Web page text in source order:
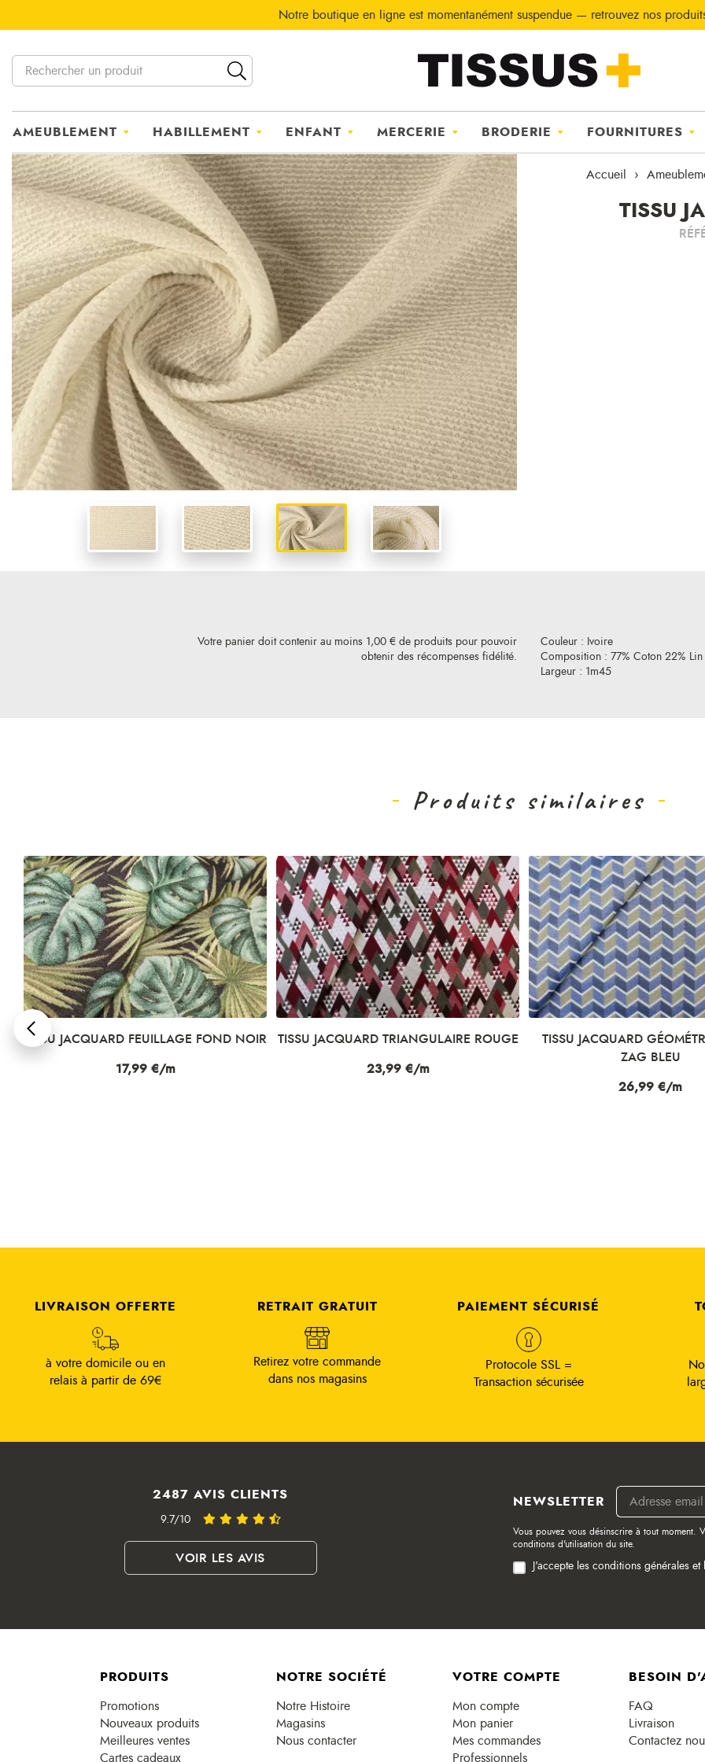
Notre boutique en ligne est momentanément suspendue — retrouvez nos
AMEUBLEMENT HABILLEMENT ENFANT MERCERIE BRODERIE FOURNITURES
Accueil
TISSU
Votre panier doit contenir au moins 1,00 € de produits pour pouvoir
obtenir des récompenses fidélité.
Couleur : Ivoire
Composition : 77% Coton 22%
Largeur : 1m45
Produits similaires
TISSU JACQUARD TRIANGULAIRE ROUGE
Prix
23,99 €/m
TISSU JACQUARD GÉOMÉTRIQUE ZIG
TISSU JACQUARD
RONDS CARRÉS
Prix
17,99 €/m
LIVRAISON OFFERTE
à votre domicile ou en
relais à partir de 69€
RETRAIT GRATUIT
Retirez votre commande
dans nos magasins
PAIEMENT SÉCURISÉ
Protocole SSL =
Transaction sécurisée
2487 AVIS CLIENTS
9.7/10
VOIR LES AVIS
NEWSLETTER
Vous pouvez vous désinscrire à tout moment.
conditions d'utilisation du site.
J'accepte les conditions générales
PRODUITS
Promotions
Nouveaux produits
Meilleures ventes
Cartes cadeaux
NOTRE SOCIÉTÉ
Notre Histoire
Magasins
Nous contacter
VOTRE COMPTE
Mon compte
Mon panier
Mes commandes
Professionnels
BESOIN
FAQ
Livraison
Contactez